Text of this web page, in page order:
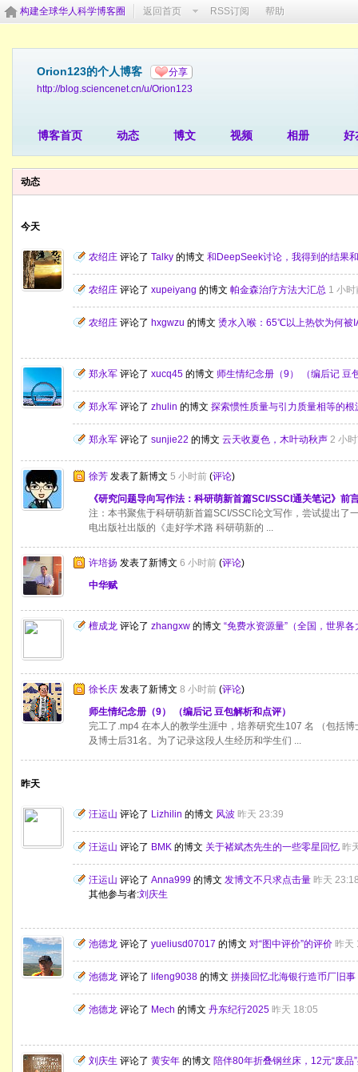
构建全球华人科学博客圈 返回首页 RSS订阅 帮助
Orion123的个人博客 分享
http://blog.sciencenet.cn/u/Orion123
博客首页 动态 博文 视频 相册 好
动态
今天
农绍庄 评论了 Talky 的博文 和DeepSeek讨论，我得到的结果
农绍庄 评论了 xupeiyang 的博文 帕金森治疗方法大汇总 1 小时
农绍庄 评论了 hxgwzu 的博文 烫水入喉：65℃以上热饮为何被
郑永军 评论了 xucq45 的博文 师生情纪念册（9） （编后记 豆
郑永军 评论了 zhulin 的博文 探索惯性质量与引力质量相等的根
郑永军 评论了 sunjie22 的博文 云天收夏色，木叶动秋声 2 小
徐芳 发表了新博文 5 小时前 (评论)
《研究问题导向写作法：科研萌新首篇SCI/SSCI通关笔记》前
注：本书聚焦于科研萌新首篇SCI/SSCI论文写作，尝试提出了
电出版社出版的《走好学术路 科研萌新的 ...
许培扬 发表了新博文 6 小时前 (评论)
中华赋
檀成龙 评论了 zhangxw 的博文 “免费水资源量”（全国，世界各
徐长庆 发表了新博文 8 小时前 (评论)
师生情纪念册（9） （编后记 豆包解析和点评）
完工了.mp4 在本人的教学生涯中，培养研究生107 名 （包括
及博士后31名。为了记录这段人生经历和学生们 ...
昨天
汪运山 评论了 Lizhilin 的博文 风波 昨天 23:39
汪运山 评论了 BMK 的博文 关于褚斌杰先生的一些零星回忆 昨
汪运山 评论了 Anna999 的博文 发博文不只求点击量 昨天
其他参与者:刘庆生
池德龙 评论了 yueliusd07017 的博文 对“图中评价”的评价 昨天
池德龙 评论了 lifeng9038 的博文 拼揍回忆北海银行造币厂旧事
池德龙 评论了 Mech 的博文 丹东纪行2025 昨天 18:05
刘庆生 评论了 黄安年 的博文 陪伴80年折叠钢丝床，12元“废品